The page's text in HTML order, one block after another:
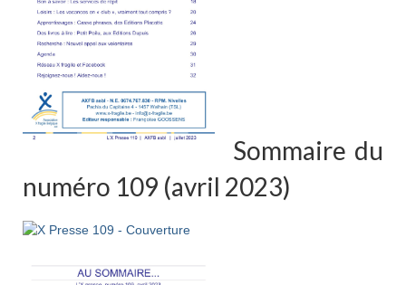
Sommaire du
numéro 109 (avril 2023)